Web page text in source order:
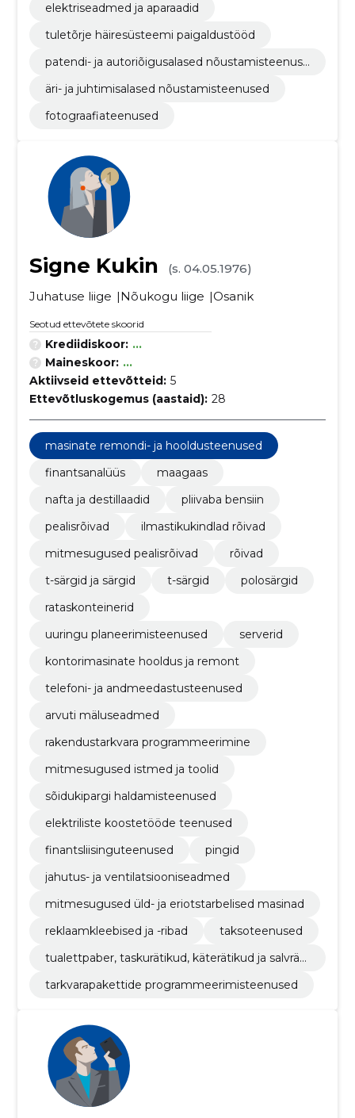
elektriseadmed ja aparaadid
tuletõrje häiresüsteemi paigaldustööd
patendi- ja autoriõigusalased nõustamisteenuse
äri- ja juhtimisalased nõustamisteenused
fotograafiateenused
Signe Kukin
(s. 04.05.1976)
Juhatuse liige
Nõukogu liige Osanik
Seotud ettevõtete skoorid
Krediidiskoor: ...
Maineskoor: ...
Aktiivseid ettevõtteid: 5
Ettevõtluskogemus (aastaid): 28
masinate remondi- ja hooldusteenused
finantsanalüüs
maagaas
nafta ja destillaadid
pliivaba bensiin
pealisrõivad
ilmastikukindlad rõivad
mitmesugused pealisrõivad
rõivad
t-särgid ja särgid
t-särgid
polosärgid
rataskonteinerid
uuringu planeerimisteenused
serverid
kontorimasinate hooldus ja remont
telefoni- ja andmeedastusteenused
arvuti mäluseadmed
rakendustarkvara programmeerimine
mitmesugused istmed ja toolid
sõidukipargi haldamisteenused
elektriliste koostetööde teenused
finantsliisinguteenused
pingid
jahutus- ja ventilatsiooniseadmed
mitmesugused üld- ja eriotstarbelised masinad
reklaamkleebised ja -ribad
taksoteenused
tualettpaber, taskurätikud, käterätikud ja salvräti
tarkvarapakettide programmeerimisteenused